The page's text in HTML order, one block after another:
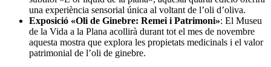
una experiència sensorial única al voltant de l’oli d’oliva.
Exposició «Oli de Ginebre: Remei i Patrimoni»: El Museu
de la Vida a la Plana acollirà durant tot el mes de novembre
aquesta mostra que explora les propietats medicinals i el valor
patrimonial de l’oli de ginebre.